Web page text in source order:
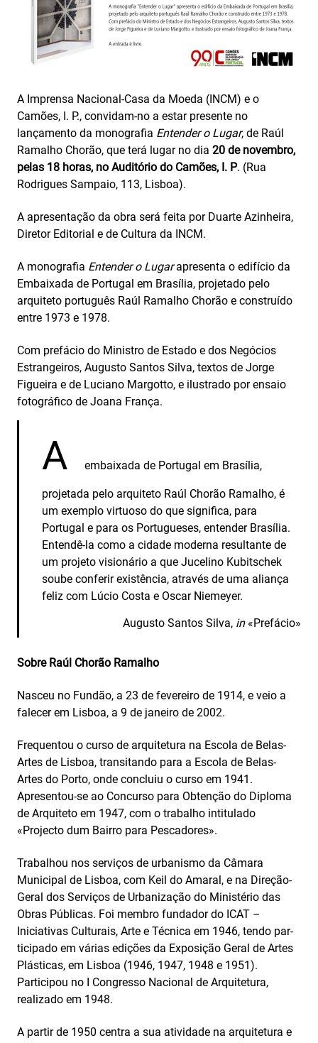
A Imprensa Nacional-Casa da Moeda (INCM) e o
Camões, I. P., convidam-no a estar presente no
lançamento da monografia Entender o Lugar, de Raúl
Ramalho Chorão, que terá lugar no dia 20 de novembro,
pelas 18 horas, no Auditório do Camões, I. P. (Rua
Rodrigues Sampaio, 113, Lisboa).
A apresentação da obra será feita por Duarte Azinheira,
Diretor Editorial e de Cultura da INCM.
A monografia Entender o Lugarapresenta o edifício da
Embaixada de Portugal em Brasília, projetado pelo
arquiteto português Raúl Ramalho Chorão e construído
entre 1973 e 1978.
Com prefácio do Ministro de Estado e dos Negócios
Estrangeiros, Augusto Santos Silva, textos de Jorge
Figueira e de Luciano Margotto, e ilustrado por ensaio
fotográfico de Joana França.
A embaixada de Portugal em Brasília,
projetada pelo arquiteto Raúl Chorão Ramalho, é
um exemplo virtuoso do que significa, para
Portugal e para os Portugueses, entender Brasília.
Entendê-la como a cidade moderna resultante de
um projeto visionário a que Jucelino Kubitschek
soube conferir existência, através de uma aliança
feliz com Lúcio Costa e Oscar Niemeyer.
Augusto Santos Silva, in«Prefácio»
Sobre Raúl Chorão Ramalho
Nasceu no Fundão, a 23 de fevereiro de 1914, e veio a
falecer em Lisboa, a 9 de janeiro de 2002.
Frequentou o curso de arquitetura na Escola de Belas-
Artes de Lisboa, transitando para a Escola de Belas-
Artes do Porto, onde concluiu o curso em 1941.
Apresentou-se ao Concurso para Obtenção do Diploma
de Arquiteto em 1947, com o trabalho intitulado
«Projecto dum Bairro para Pescadores».
Trabalhou nos serviços de urbanismo da Câmara
Municipal de Lisboa, com Keil do Amaral, e na Direção-
Geral dos Serviços de Urbanização do Ministério das
Obras Públicas. Foi membro fundador do ICAT –
Iniciativas Culturais, Arte e Técnica em 1946, tendo par­
ticipado em várias edições da Exposição Geral de Artes
Plásticas, em Lisboa (1946, 1947, 1948 e 1951).
Participou no I Congresso Nacional de Arquitetura,
realizado em 1948.
A partir de 1950 centra a sua atividade na arquitetura e